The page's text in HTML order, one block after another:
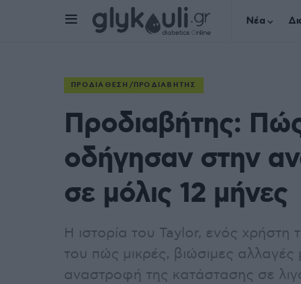
Νέα
ΠΡΟΔΙΆΘΕΣΗ/ΠΡΟΔΙΑΒΉΤΗΣ
Προδιαβήτης:
οδήγησαν στην
σε μόλις 12 μήνες
Η ιστορία του Taylor, ενός
του πώς μικρές, βιώσιμες
αναστροφή της κατάστασης σε